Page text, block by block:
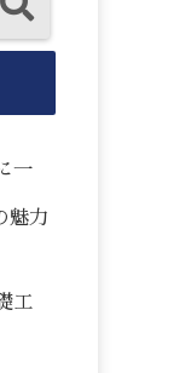
一
魅力
工